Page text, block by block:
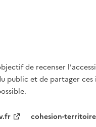
de recenser
public et de partager
cohesion-